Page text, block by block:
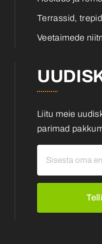
Terrassid,
Veetaimede
Liitu meie
parimad